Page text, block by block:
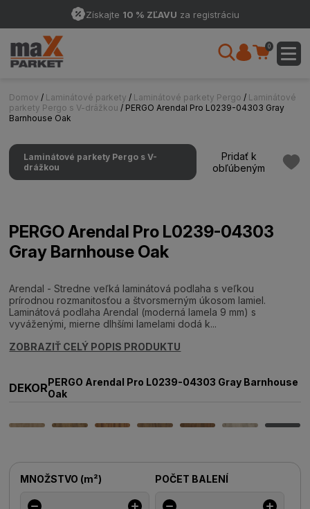
Získajte 10 % ZĽAVU za registráciu
0
Domov / Laminátové parkety / Laminátové parkety Pergo / Laminátové
parkety Pergo s V-drážkou / PERGO Arendal Pro L0239-04303 Gray
Barnhouse Oak
Laminátové parkety Pergo s V-
drážkou
Pridať k
obľúbeným
PERGO Arendal Pro L0239-04303
Gray Barnhouse Oak
Arendal - Stredne veľká laminátová podlaha s veľkou
prírodnou rozmanitosťou a štvorsmerným úkosom lamiel.
Laminátová podlaha Arendal (moderná lamela 9 mm) s
vyváženými, mierne dlhšími lamelami dodá k...
ZOBRAZIŤ CELÝ POPIS PRODUKTU
DEKORPERGO Arendal Pro L0239-04303 Gray Barnhouse
Oak
MNOŽSTVO (m²) POČET BALENÍ